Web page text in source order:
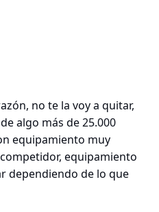
no te la voy a quitar,
algo más de 25.000
equipamiento muy
equipamiento
dependiendo de lo que